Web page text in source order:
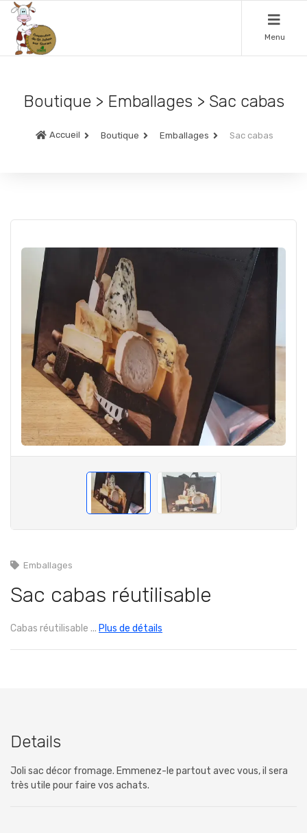
Menu
Boutique > Emballages > Sac cabas
Accueil Boutique Emballages Sac cabas
Emballages
Sac cabas réutilisable
Cabas réutilisable ... Plus de détails
Details
Joli sac décor fromage. Emmenez-le partout avec vous, il sera
très utile pour faire vos achats.